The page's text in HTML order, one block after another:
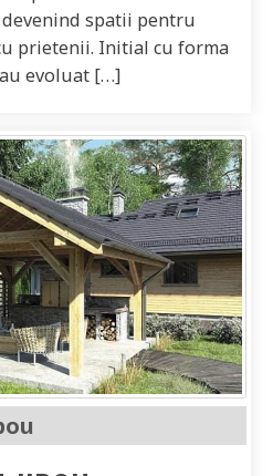
spatii pentru
prietenii. Initial cu forma
evoluat […]